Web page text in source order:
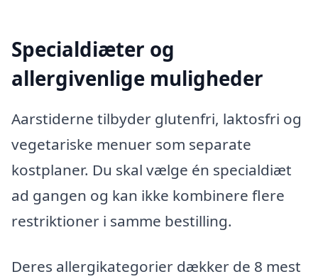
Specialdiæter og
allergivenlige muligheder
Aarstiderne tilbyder glutenfri, laktosfri og
vegetariske menuer som separate
kostplaner. Du skal vælge én specialdiæt
ad gangen og kan ikke kombinere flere
restriktioner i samme bestilling.
Deres allergikategorier dækker de 8 mest